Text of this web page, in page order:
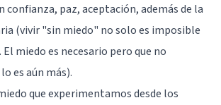
confianza, paz, aceptación, además de la
(vivir "sin miedo" no solo es imposible
miedo es necesario pero que no
es aún más).
que experimentamos desde los